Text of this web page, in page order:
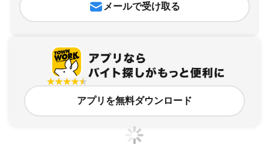
メールで受け取る
アプリを無料ダウンロード